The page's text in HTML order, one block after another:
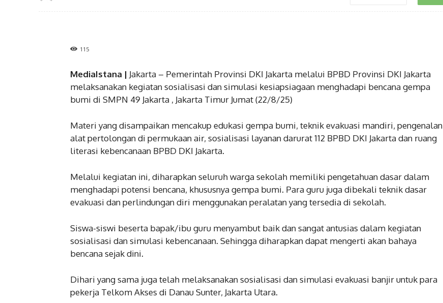
115
MediaIstana | Jakarta – Pemerintah Provinsi DKI Jakarta melalui BPBD Provinsi DKI Jakarta
melaksanakan kegiatan sosialisasi dan simulasi kesiapsiagaan menghadapi bencana gempa
bumi di SMPN 49 Jakarta , Jakarta Timur Jumat (22/8/25)
Materi yang disampaikan mencakup edukasi gempa bumi, teknik evakuasi mandiri, pengenalan
alat pertolongan di permukaan air, sosialisasi layanan darurat 112 BPBD DKI Jakarta dan ruang
literasi kebencanaan BPBD DKI Jakarta.
Melalui kegiatan ini, diharapkan seluruh warga sekolah memiliki pengetahuan dasar dalam
menghadapi potensi bencana, khususnya gempa bumi. Para guru juga dibekali teknik dasar
evakuasi dan perlindungan diri menggunakan peralatan yang tersedia di sekolah.
Siswa-siswi beserta bapak/ibu guru menyambut baik dan sangat antusias dalam kegiatan
sosialisasi dan simulasi kebencanaan. Sehingga diharapkan dapat mengerti akan bahaya
bencana sejak dini.
Dihari yang sama juga telah melaksanakan sosialisasi dan simulasi evakuasi banjir untuk para
pekerja Telkom Akses di Danau Sunter, Jakarta Utara.